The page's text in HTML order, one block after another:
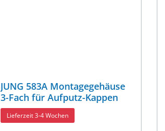
JUNG 583A Montagegehäuse
3-Fach für Aufputz-Kappen
Lieferzeit 3-4 Wochen